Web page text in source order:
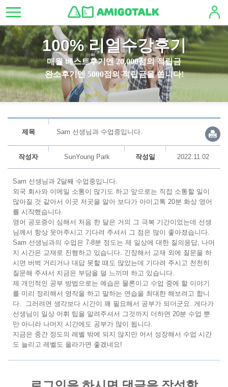
100% 리얼수강후기
매월 베스트후기엔 20,000점의 적립금
완소후기엔 5000점의 적립금을 쏩니다!
제목 Sam 선생님과 수업중입니다.
작성자 SunYoung Park 작성일 2022.11.02
Sam 선생님과 2달째 수업중입니다.
외국 회사와 이메일 소통이 많기도 하고 앞으로는 직접 소통할 일이
많아질 것 같아서 이곳 저곳을 알아 보다가 아미고톡 20분 화상 영어
를 시작했습니다.
영어 공포증이 심해서 처음 한 달은 거의 그 극복 기간이었는데 선생
님께서 항상 웃어주시고 기다려 주셔서 그 점은 많이 좋아졌습니다.
Sam 선생님과의 수업은 7-8분 정도는 제 일상에 대한 질의응답, 나머
지 시간은 교재로 진행하고 있습니다. 긴장해서 교재 외에 질문을 하
시면 버벅 거리거나 대답 못할 때도 많았는데 기다려 주시고 천천히
질문해 주셔서 지금은 부담을 덜 느끼며 하고 있습니다.
제 개인적인 공부 방법으로는 예습은 물론이고 수업 중에 할 이야기
를 미리 정리해서 영작을 하고 말하는 연습을 최대한 해보려고 합니
다. 그러려면 생각보다 시간이 꽤 필요해서 공부가 되더군요. 게다가
선생님이 일상 어휘 팁을 알려주셔서 그것까지 더하면 20분 수업 뿐
만 아니라 나머지 시간에도 공부가 많이 됩니다.
지금은 중간 정도의 레벨 밖에 되지 않지만 어서 성장해서 수업 시간
도 늘리고 레벨도 올라가면 좋겠네요!